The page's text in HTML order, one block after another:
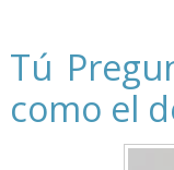
Tú
como el